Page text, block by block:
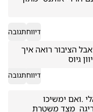
דיווחתגובה
גיוס
דיווחתגובה